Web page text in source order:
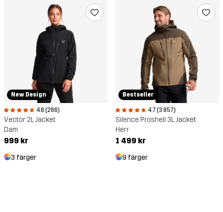
New Design
4.6 (266)
Vector 2L Jacket
Dam
999 kr
3 färger
Bestseller
4.7 (3 857)
Silence Proshell 3L Jacket
Herr
1 499 kr
9 färger